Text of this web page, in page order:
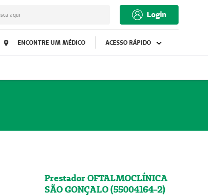
aqui Login
ENCONTRE UM MÉDICO ACESSO RÁPIDO
Prestador OFTALMOCLÍNICA
SÃO GONÇALO (55004164-2)